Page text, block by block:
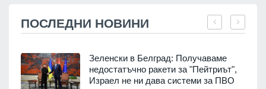
ПОСЛЕДНИ НОВИНИ
Зеленски в Белград: Получаваме
недостатъчно ракети за "Пейтриът",
Израел не ни дава системи за ПВО